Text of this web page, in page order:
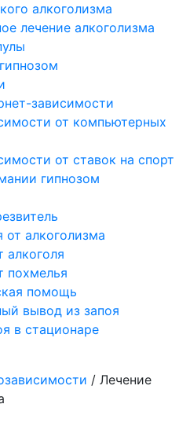
алкоголизма
лечение алкоголизма
зависимости
от компьютерных
от ставок на спорт
гипнозом
от алкоголизма
алкоголя
похмелья
помощь
вывод из запоя
в стационаре
/ Лечение